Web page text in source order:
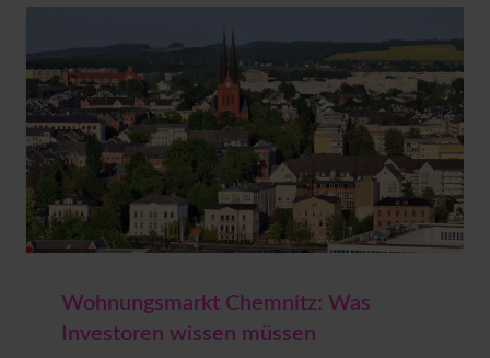
Wohnungsmarkt Chemnitz: Was
Investoren wissen müssen